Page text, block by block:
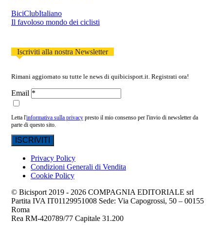
BiciClubItaliano
Il favoloso mondo dei ciclisti
Iscriviti alla nostra Newsletter
Rimani aggiornato su tutte le news di quibicisport.it. Registrati ora!
Email
Letta l'informativa sulla privacy presto il mio consenso per l'invio di newsletter da
parte di questo sito.
Privacy Policy
Condizioni Generali di Vendita
Cookie Policy
© Bicisport 2019 - 2026 COMPAGNIA EDITORIALE srl
Partita IVA IT01129951008 Sede: Via Capogrossi, 50 – 00155
Roma
Rea RM-420789/77 Capitale 31.200